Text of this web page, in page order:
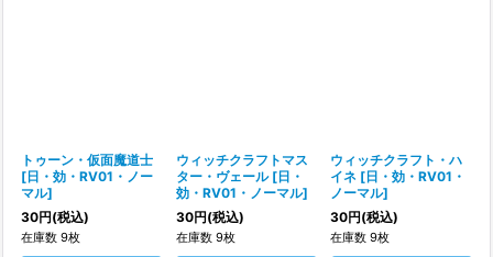
トゥーン・仮面魔道士
[日・効・RV01・ノー
マル]
30円(税込)
在庫数 9枚
ウィッチクラフトマス
ター・ヴェール [日・
効・RV01・ノーマル]
30円(税込)
在庫数 9枚
ウィッチクラフト・ハ
イネ [日・効・RV01・
ノーマル]
30円(税込)
在庫数 9枚